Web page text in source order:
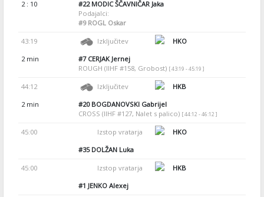
2 : 10
#22MODIC ŠČAVNIČAR Jaka
Podajalci:
#9ROGL Oskar
43:19 Izključitev
HKO
2 min
#7CERJAK Jernej
ROUGH (IIHF #158, Grobost) [ 43:19 - 45:19 ]
44:12 Izključitev
HKB
2 min
#20BOGDANOVSKI Gabrijel
CROSS (IIHF #127, Nalet s palico) [ 44:12 - 46:12 ]
45:00 Izstop vratarja
HKO
#35DOLŽAN Luka
45:00 Izstop vratarja
HKB
#1 JENKO Alexej